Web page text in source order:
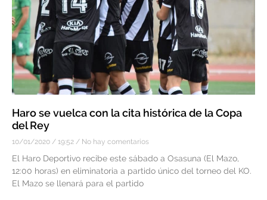
Haro se vuelca con la cita histórica de la Copa
del Rey
10/01/2020 19:52 No hay comentarios
El Haro Deportivo recibe este sábado a Osasuna (El Mazo,
12:00 horas) en eliminatoria a partido único del torneo del KO.
El Mazo se llenará para el partido